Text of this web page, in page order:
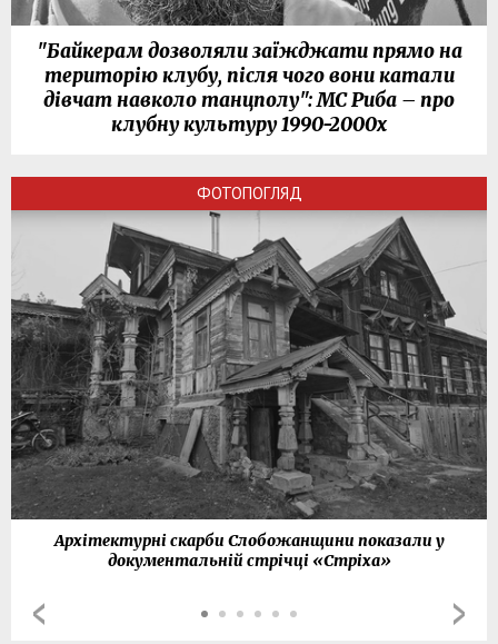
"Байкерам дозволяли заїжджати прямо на
територію клубу, після чого вони катали
дівчат навколо танцполу": МС Риба – про
клубну культуру 1990-2000х
ФОТОПОГЛЯД
Архітектурні скарби Слобожанщини показали у
документальній стрічці «Стріха»